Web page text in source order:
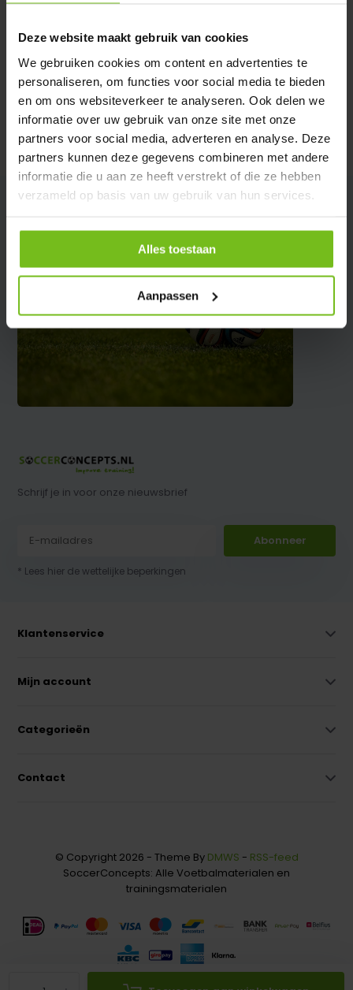
Deze website maakt gebruik van cookies
We gebruiken cookies om content en advertenties te
personaliseren, om functies voor social media te bieden
en om ons websiteverkeer te analyseren. Ook delen we
informatie over uw gebruik van onze site met onze
partners voor social media, adverteren en analyse. Deze
partners kunnen deze gegevens combineren met andere
informatie die u aan ze heeft verstrekt of die ze hebben
verzameld op basis van uw gebruik van hun services.
Alles toestaan
Aanpassen
Reviews
Delen
Schrijf je in voor onze nieuwsbrief
Abonneer
* Lees hier de wettelijke beperkingen
Klantenservice
Mijn account
Categorieën
Contact
© Copyright 2026 - Theme By DMWS - RSS-feed
SoccerConcepts: Alle Voetbalmaterialen en
trainingsmaterialen